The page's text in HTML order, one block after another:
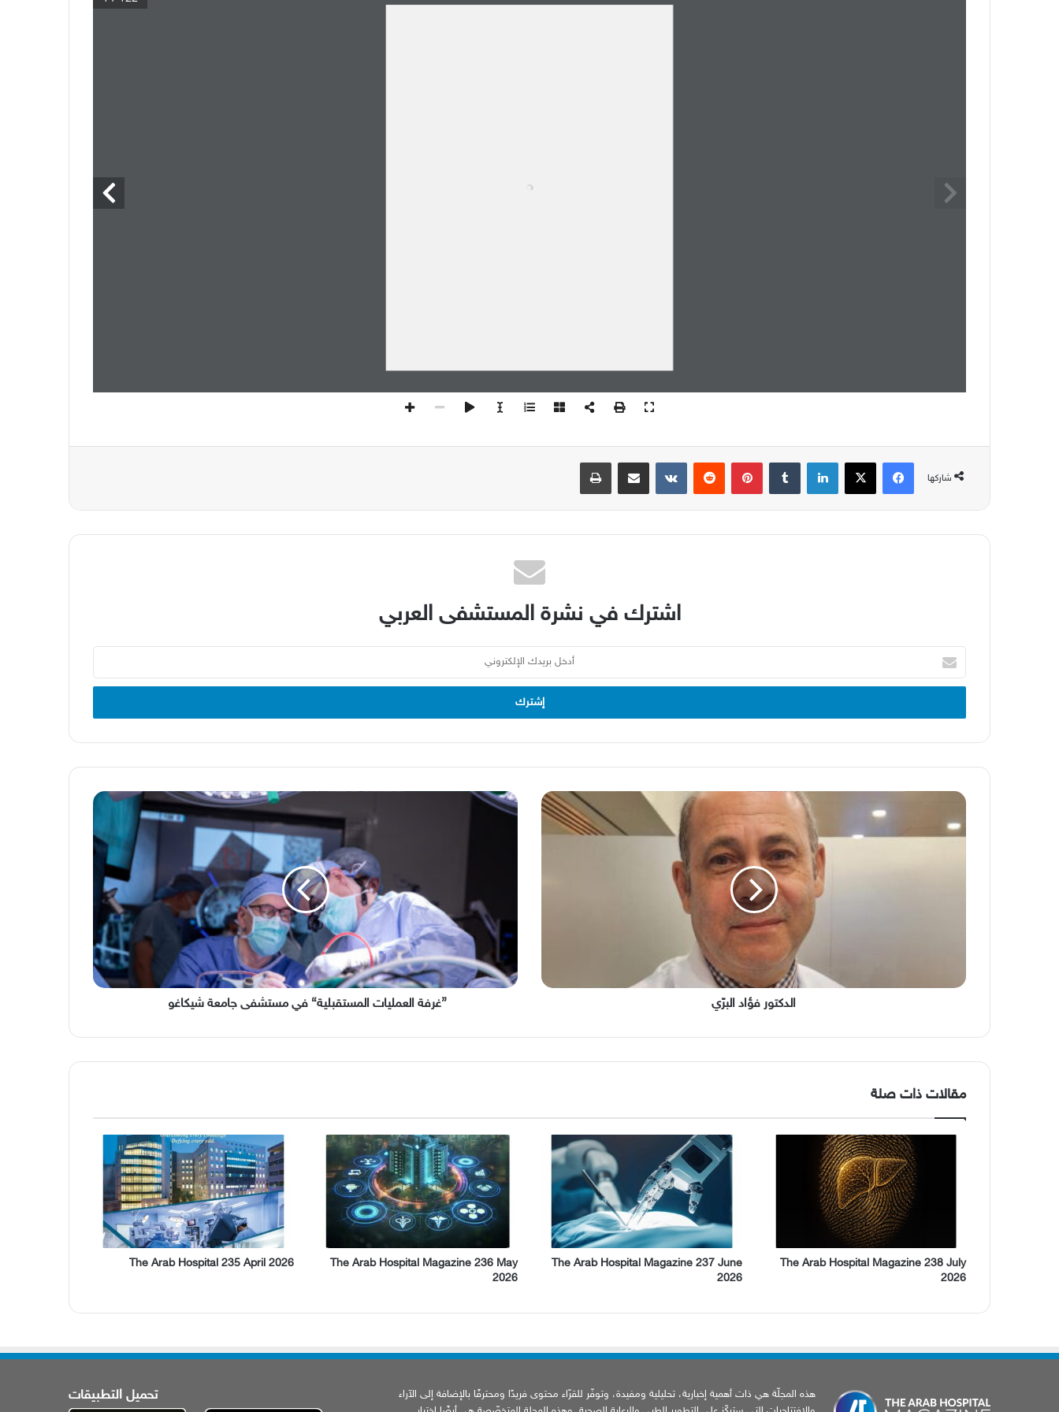
شاركها
فيسبوك‫X لينكدإن بينتيريست مشاركة عبر البريد طباعة
اشترك في نشرة المستشفى العربي
بريدك
الإلكتروني
الدكتور
البرّي
الدكتور فؤاد البرّي
”غرفة
العمليات
”غرفة العمليات المستقبلية“ في مستشفى جامعة شيكاغو
مقالات ذات صلة
The Arab Hospital Magazine 238 July
2026
The Arab Hospital Magazine 237 June
2026
The Arab Hospital Magazine 236 May
2026
The Arab Hospital 235 April 2026
هذه المجلّة هي ذات أهمية إخبارية، تحليلية ومفيدة، وتوفّر للقرّاء محتوى فريدًا ومحترفًا بالإضافة إلى الآراء
تحميل التطبيقات